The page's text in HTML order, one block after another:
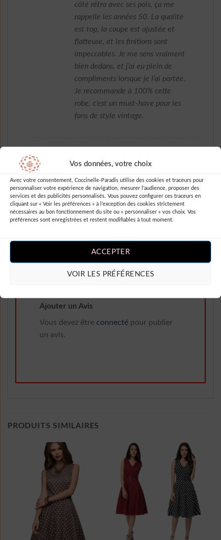
Vos données, votre choix
Avec votre consentement, Coccinelle-Paradis utilise des cookies et traceurs pour
personnaliser votre expérience de navigation, mesurer l’audience, proposer des
services et des publicités personnalisés. Vous pouvez configurer ces traceurs en
cliquant sur « Voir les préférences » à l’exception des cookies strictement
nécessaires au bon fonctionnement du site ou « personnaliser » vos choix. Vos
préférences sont enregistrées et restent modifiables à tout moment.
ACCEPTER
VOIR LES PRÉFÉRENCES
côté rétro avec ses pois, ça me
rappelle les années 50. La qualité
est top, la coupe est ajustée et
flatteuse, et les finitions sont
impeccables. Je me sens vraiment
bien dedans, et j’ai eu plein de
compliments lorsque je l’ai portée.
Je recommande à 100% cette
robe, c’est un must-have pour les
fans de style vintage.
Note5sur
Blythe Trula–
J’adore ma nouvelle robe rétro à
pois de Coccinelle-Paradis !
Parfaite pour une soirée vintage
ou pour cuisiner avec style. Seul
est parfois un peu délicate.
Ajouter un Avis
Vous devez être connecté pour publier
un avis.
PRODUITS SIMILAIRES